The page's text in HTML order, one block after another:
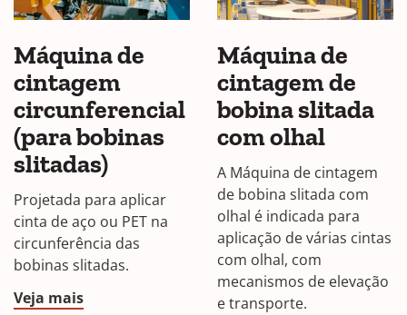
Máquina de
cintagem
circunferencial
(para bobinas
slitadas)
Projetada para aplicar
cinta de aço ou PET na
circunferência das
bobinas slitadas.
Veja mais
Máquina de
cintagem de
bobina slitada
com olhal
A Máquina de cintagem
de bobina slitada com
olhal é indicada para
aplicação de várias cintas
com olhal, com
mecanismos de elevação
e transporte.